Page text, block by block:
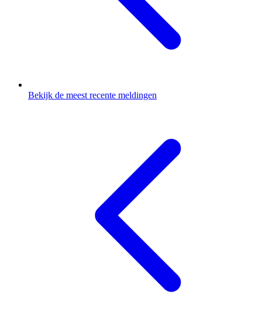
Bekijk de meest recente meldingen